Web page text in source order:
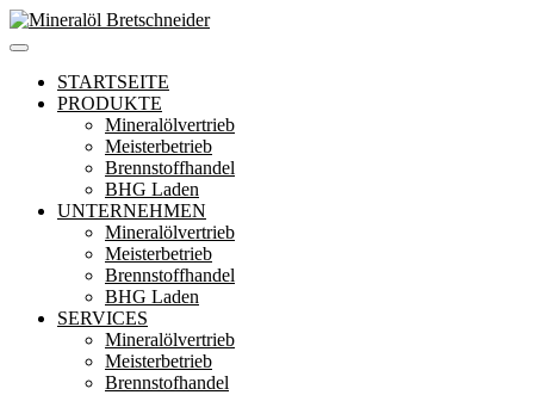
Zum
Inhalt
STARTSEITE
PRODUKTE
Mineralölvertrieb
Meisterbetrieb
Brennstoffhandel
BHG Laden
UNTERNEHMEN
Mineralölvertrieb
Meisterbetrieb
Brennstoffhandel
BHG Laden
SERVICES
Mineralölvertrieb
Meisterbetrieb
Brennstofhandel